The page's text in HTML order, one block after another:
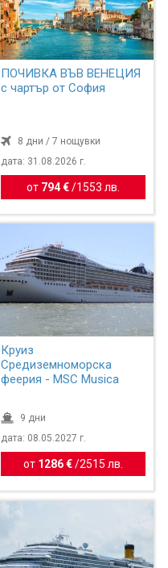
ПОЧИВКА ВЪВ ВЕНЕЦИЯ
с чартър от София
8 дни / 7 нощувки
дата: 31.08.2026 г.
от 794 €/ 1553 лв.
Круиз
Средиземноморска
феерия - MSC Musica
9 дни
дата: 08.05.2027 г.
от 1286 €/2515 лв.